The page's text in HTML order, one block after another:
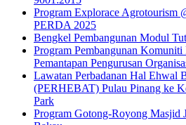
Program Explorace Agrotourism
PERDA 2025
Bengkel Pembangunan Modul
Program Pembangunan
Pemantapan Pengurusan
Lawatan Perbadanan Hal Ehwal
(PERHEBAT) Pulau Pinang ke
Park
Program Gotong-Royong Masjid